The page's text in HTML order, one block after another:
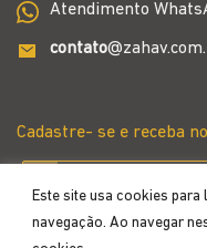
Este site usa cookies
navegação. Ao navegar
Atendimento
contato
Cadastre- se e receba